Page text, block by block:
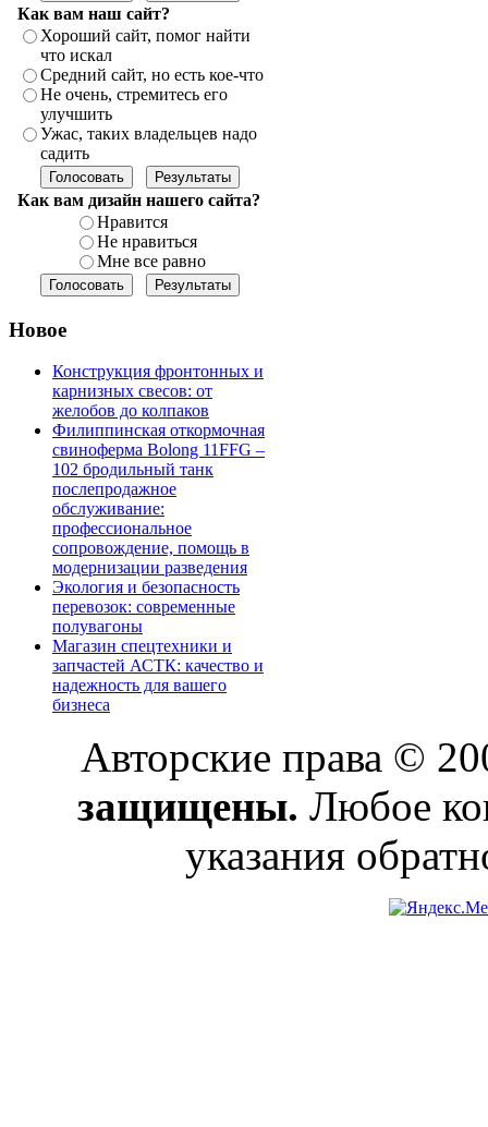
Как вам наш сайт?
Хороший сайт, помог найти
что искал
Средний сайт, но есть кое-что
Не очень, стремитесь его
улучшить
Ужас, таких владельцев надо
садить
Как вам дизайн нашего сайта?
Нравится
Не нравиться
Мне все равно
Новое
Конструкция фронтонных и
карнизных свесов: от
желобов до колпаков
Филиппинская откормочная
свиноферма Bolong 11FFG –
102 бродильный танк
послепродажное
обслуживание:
профессиональное
сопровождение, помощь в
модернизации разведения
Экология и безопасность
перевозок: современные
полувагоны
Магазин спецтехники и
запчастей АСТК: качество и
надежность для вашего
бизнеса
Авторские права ©
защищены. Любое
указания